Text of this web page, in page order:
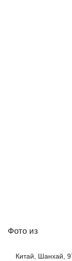
Фото из
Китай, Шанхай,